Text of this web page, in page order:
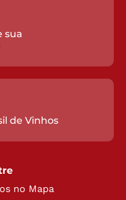
sua
de Vinhos
no Mapa